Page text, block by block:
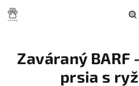
obsah
Zaváraný BARF
prsia s